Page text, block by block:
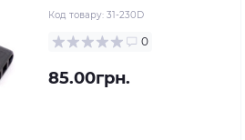
Код товару: 31-230D
0
85.00грн.